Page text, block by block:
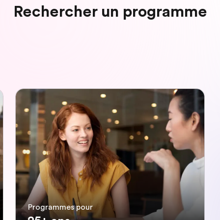
Rechercher un programme
Programmes pour